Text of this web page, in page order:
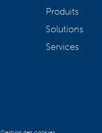
Produits
Solutions
Services